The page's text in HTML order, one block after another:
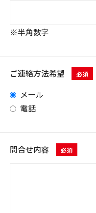
※半角数字
ご連絡方法希望 必須
メール
電話
問合せ内容 必須